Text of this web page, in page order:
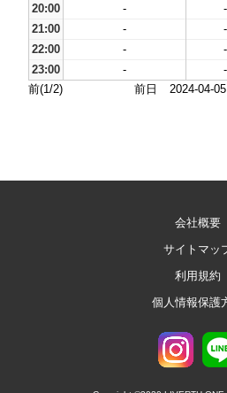
20:00
- -
21:00
- -
22:00
- -
23:00
- -
前(1/2)
前日 2024-04-05
会社概要
サイトマッ
利用規約
個人情報保護